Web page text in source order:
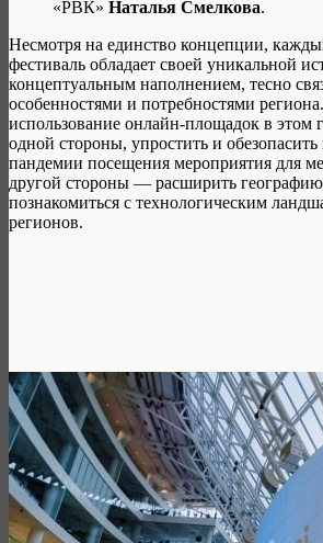
«РВК» Наталья Смелкова.
Несмотря на единство концепции,
фестиваль обладает своей уникальной
концептуальным наполнением, тесно
особенностями и потребностями
использование онлайн-площадок в этом
одной стороны, упростить и обезопасить
пандемии посещения мероприятия для
другой стороны — расширить
познакомиться с технологическим
регионов.